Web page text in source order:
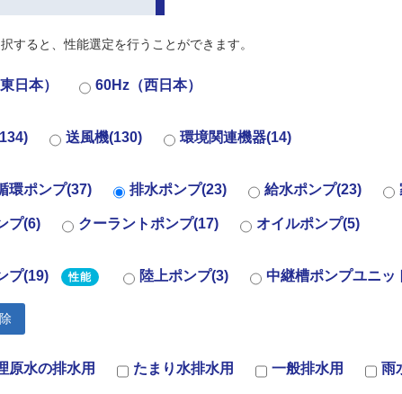
すると、性能選定を行うことができます。
日本） 60Hz（西日本）
送風機(130) 環境関連機器(14)
環ポンプ(37) 排水ポンプ(23) 給水ポンプ(23)
プ(6) クーラントポンプ(17) オイルポンプ(5)
プ(19) 性能 陸上ポンプ(3) 中継槽ポンプユニッ
原水の排水用 たまり水排水用 一般排水用 雨